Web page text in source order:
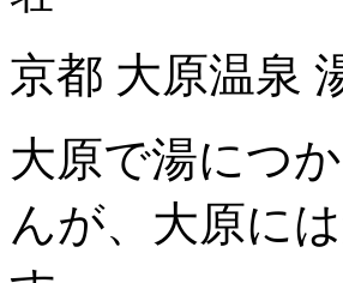
京都 大原温泉
大原で湯につ
んが、大原に